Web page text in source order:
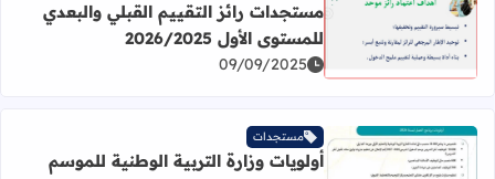
اقرأ المزيد عن مستجدات رائز التقييم القبلي والبعدي للمستوى الأول
مستجدات رائز التقييم القبلي والبعدي
للمستوى الأول 2026/2025
09/09/2025
مستجدات
أولويات وزارة التربية الوطنية للموسم